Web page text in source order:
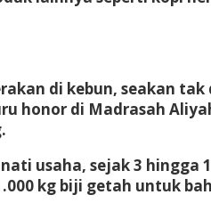
di kebun, seakan tak
honor di Madrasah
usaha, sejak 3 hingga
kg biji getah untuk